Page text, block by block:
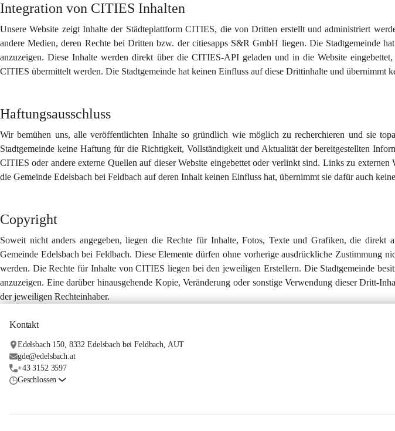
Integration von CITIES Inhalten
Unsere Website zeigt Inhalte der Städteplattform CITIES, die von Dritten erstellt und administriert
andere Medien, deren Rechte bei Dritten bzw. der citiesapps S&R GmbH liegen. Die Stadtgemeinde
anzuzeigen. Diese Inhalte werden direkt über die CITIES-API geladen und in die Website
CITIES übermittelt werden. Die Stadtgemeinde hat keinen Einfluss auf diese Drittinhalte und übernimmt
Haftungsausschluss
Wir bemühen uns, alle veröffentlichten Inhalte so gründlich wie möglich zu recherchieren und sie
Stadtgemeinde keine Haftung für die Richtigkeit, Vollständigkeit und Aktualität der bereitgestellten
CITIES oder andere externe Quellen auf dieser Website eingebettet oder verlinkt sind. Links zu externen
die Gemeinde Edelsbach bei Feldbach auf deren Inhalt keinen Einfluss hat, übernimmt sie dafür auch
Copyright
Soweit nicht anders angegeben, liegen die Rechte für Inhalte, Fotos, Texte und Grafiken, die direkt
Gemeinde Edelsbach bei Feldbach. Diese Elemente dürfen ohne vorherige ausdrückliche Zustimmung
werden. Die Rechte für Inhalte von CITIES liegen bei den jeweiligen Erstellern. Die Stadtgemeinde
anzuzeigen. Eine darüber hinausgehende Kopie, Veränderung oder sonstige Verwendung dieser Dritt-
der jeweiligen Rechteinhaber.
Kontakt
Edelsbach 150, 8332 Edelsbach bei Feldbach, AUT
gde@edelsbach.at
+43 3152 3597
Geschlossen